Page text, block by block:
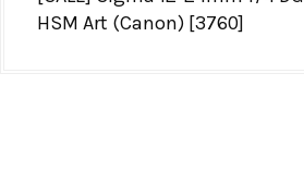
HSM Art (Canon) [3760]